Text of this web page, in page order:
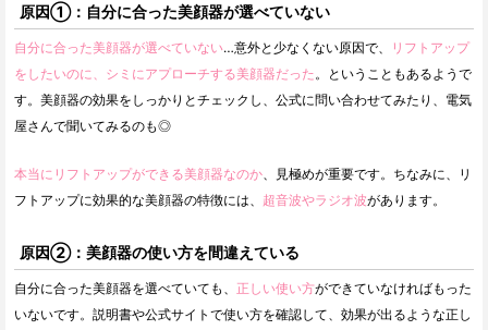
原因①：自分に合った美顔器が選べていない
自分に合った美顔器が選べていない…意外と少なくない原因で、
リフトアップ
をしたいのに、シミにアプローチする美顔器だった 。ということもあるようで
す。美顔器の効果をしっかりとチェックし、公式に問い合わせてみたり、電気
屋さんで聞いてみるのも◎
本当にリフトアップができる美顔器なのか 、見極めが重要です。ちなみに、リ
フトアップに効果的な美顔器の特徴には、 超音波やラジオ波があります。
原因②：美顔器の使い方を間違えている
自分に合った美顔器を選べていても、 正しい使い方ができていなければもった
いないです。説明書や公式サイトで使い方を確認して、効果が出るような正し